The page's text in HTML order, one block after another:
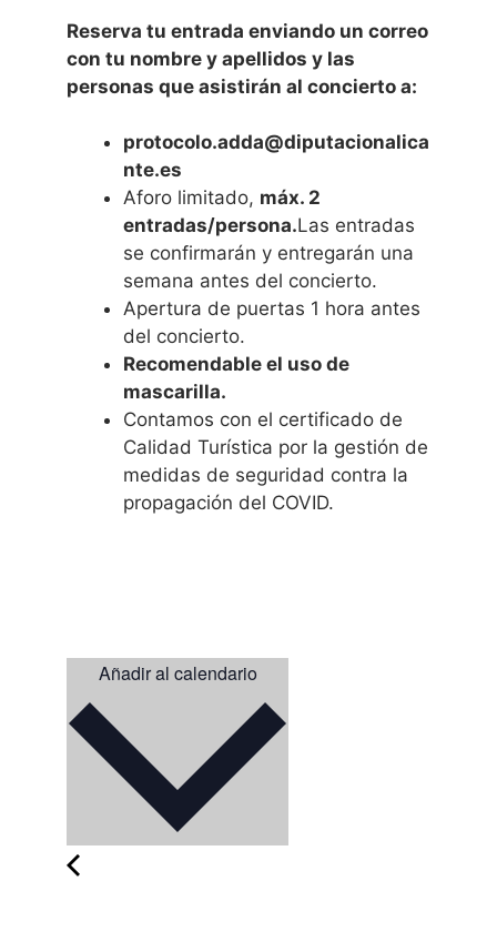
Reserva tu entrada enviando un correo
con tu nombre y apellidos y las
personas que asistirán al concierto a:
protocolo.adda@diputacionalica
nte.es
Aforo limitado, máx. 2
entradas/persona.Las entradas
se confirmarán y entregarán una
semana antes del concierto.
Apertura de puertas 1 hora antes
del concierto.
Recomendable el uso de
mascarilla.
Contamos con el certificado de
Calidad Turística por la gestión de
medidas de seguridad contra la
propagación del COVID.